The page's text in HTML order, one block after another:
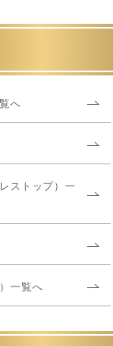
へ
ストップ）一
一覧へ